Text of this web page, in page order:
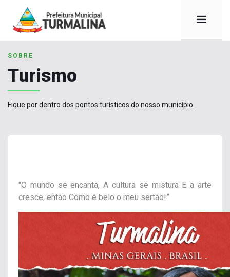
SOBRE
Turismo
Fique por dentro dos pontos turísticos do nosso município.
"O mundo se encanta, A cultura se mistura E a arte
cresce, então Como é belo o meu sertão!”